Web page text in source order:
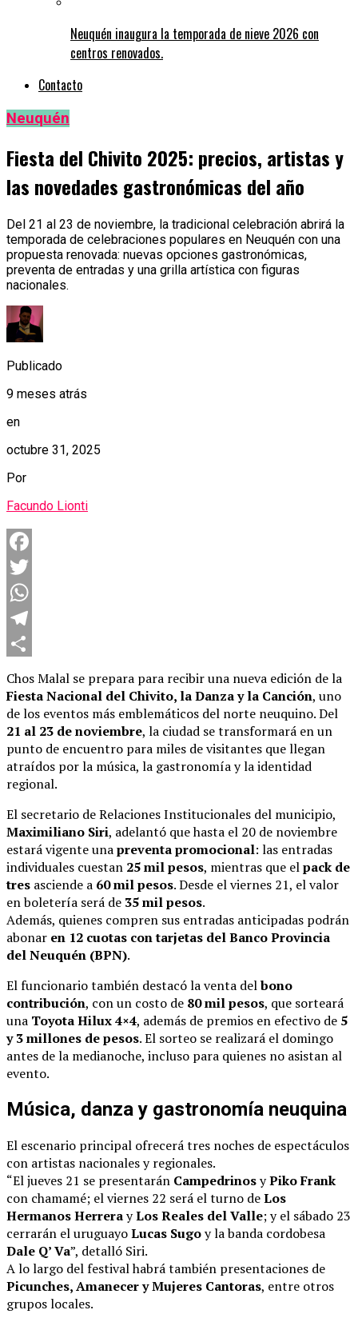
Neuquén inaugura la temporada de nieve 2026 con
centros renovados.
Contacto
Neuquén
Fiesta del Chivito 2025: precios, artistas y
las novedades gastronómicas del año
Del 21 al 23 de noviembre, la tradicional celebración abrirá la
temporada de celebraciones populares en Neuquén con una
propuesta renovada: nuevas opciones gastronómicas,
preventa de entradas y una grilla artística con figuras
nacionales.
Publicado
9 meses atrás
en
octubre 31, 2025
Por
Facundo Lionti
Facebook
Twitter
WhatsApp
Telegram
Chos Malal se prepara para recibir una nueva edición de la
Fiesta Nacional del Chivito, la Danza y la Canción, uno
de los eventos más emblemáticos del norte neuquino. Del
21 al 23 de noviembre, la ciudad se transformará en un
punto de encuentro para miles de visitantes que llegan
atraídos por la música, la gastronomía y la identidad
regional.
El secretario de Relaciones Institucionales del municipio,
Maximiliano Siri, adelantó que hasta el 20 de noviembre
estará vigente unapreventa promocional: las entradas
individuales cuestan 25 mil pesos, mientras que elpack de
tres asciende a 60 mil pesos. Desde el viernes 21, el valor
en boletería será de 35 mil pesos.
Además, quienes compren sus entradas anticipadas podrán
abonar en 12 cuotas con tarjetas del Banco Provincia
del Neuquén (BPN).
El funcionario también destacó la venta delbono
contribución, con un costo de 80 mil pesos, que sorteará
una Toyota Hilux 4×4, además de premios en efectivo de 5
y 3 millones de pesos. El sorteo se realizará el domingo
antes de la medianoche, incluso para quienes no asistan al
evento.
Música, danza y gastronomía neuquina
El escenario principal ofrecerá tres noches de espectáculos
con artistas nacionales y regionales.
“El jueves 21 se presentarán CampedrinosyPiko Frank
con chamamé; el viernes 22 será el turno deLos
Hermanos HerrerayLos Reales del Valle; y el sábado 23
cerrarán el uruguayoLucas Sugoy la banda cordobesa
Dale Q’ Va”, detalló Siri.
A lo largo del festival habrá también presentaciones de
Picunches, Amanecer y Mujeres Cantoras, entre otros
grupos locales.